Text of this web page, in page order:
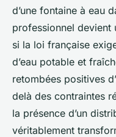
d’une fontaine à eau
professionnel devient
si la loi française
d’eau potable et
retombées positives
delà des contraintes
la présence d’un
véritablement